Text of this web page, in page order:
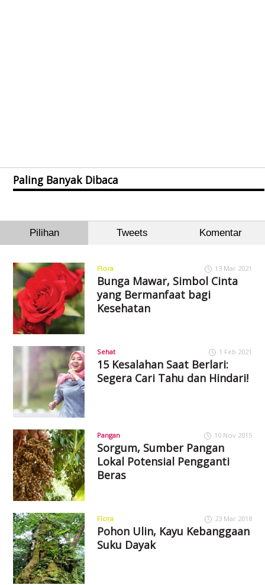
Paling Banyak Dibaca
Pilihan Tweets Komentar
Flora 13 Mar 2021
Bunga Mawar, Simbol Cinta
yang Bermanfaat bagi
Kesehatan
Sehat 1 Feb 2021
15 Kesalahan Saat Berlari:
Segera Cari Tahu dan Hindari!
Pangan 10 Nov 2015
Sorgum, Sumber Pangan
Lokal Potensial Pengganti
Beras
Flora 23 Mar 2018
Pohon Ulin, Kayu Kebanggaan
Suku Dayak